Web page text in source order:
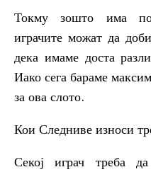
Токму зошто има
играчите можат да
дека имаме доста
Иако сега бараме
за ова слото.
Кои Следниве износи
Секој играч треба